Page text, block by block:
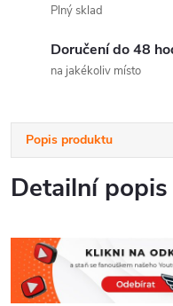
Plný sklad
Doručení do 48
na jakékoliv místo
Popis produktu
Detailní